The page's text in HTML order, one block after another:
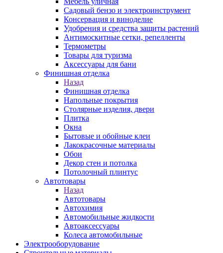
Садовый бензо и электроинструмент
Консервация и виноделие
Удобрения и средства защиты растений
Антимоскитные сетки, репелленты
Термометры
Товары для туризма
Аксессуары для бани
Финишная отделка
Назад
Финишная отделка
Напольные покрытия
Столярные изделия, двери
Плитка
Окна
Бытовые и обойные клеи
Лакокрасочные материалы
Обои
Декор стен и потолка
Потолочный плинтус
Автотовары
Назад
Автотовары
Автохимия
Автомобильные жидкости
Автоаксессуары
Колеса автомобильные
Электрооборудование